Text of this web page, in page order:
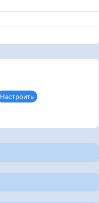
Настроить